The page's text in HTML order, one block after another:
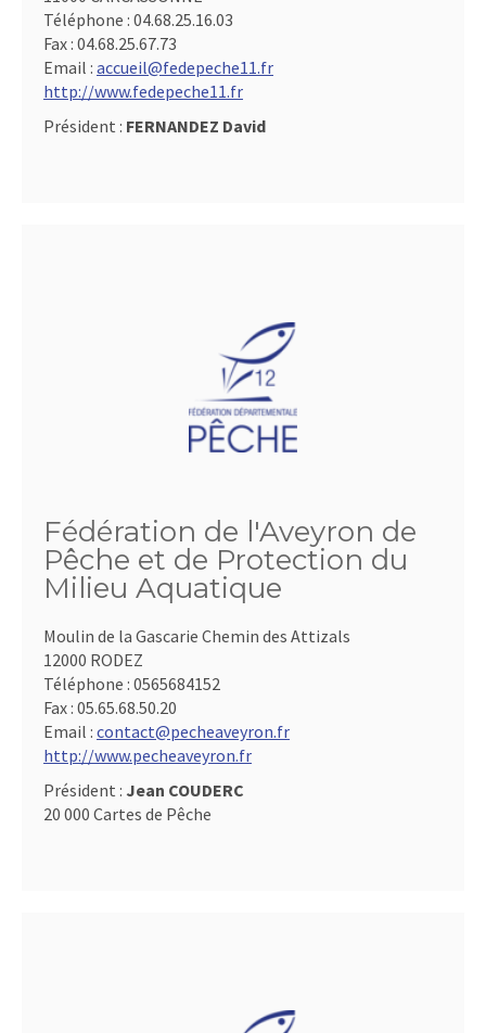
Téléphone : 04.68.25.16.03
Fax : 04.68.25.67.73
Email : accueil@fedepeche11.fr
http://www.fedepeche11.fr
Président : FERNANDEZ David
Fédération de l'Aveyron de
Pêche et de Protection du
Milieu Aquatique
Moulin de la Gascarie Chemin des Attizals
12000 RODEZ
Téléphone : 0565684152
Fax : 05.65.68.50.20
Email : contact@pecheaveyron.fr
http://www.pecheaveyron.fr
Président : Jean COUDERC
20 000 Cartes de Pêche